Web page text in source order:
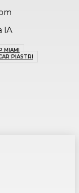
IA
MIAMI
PIASTRI